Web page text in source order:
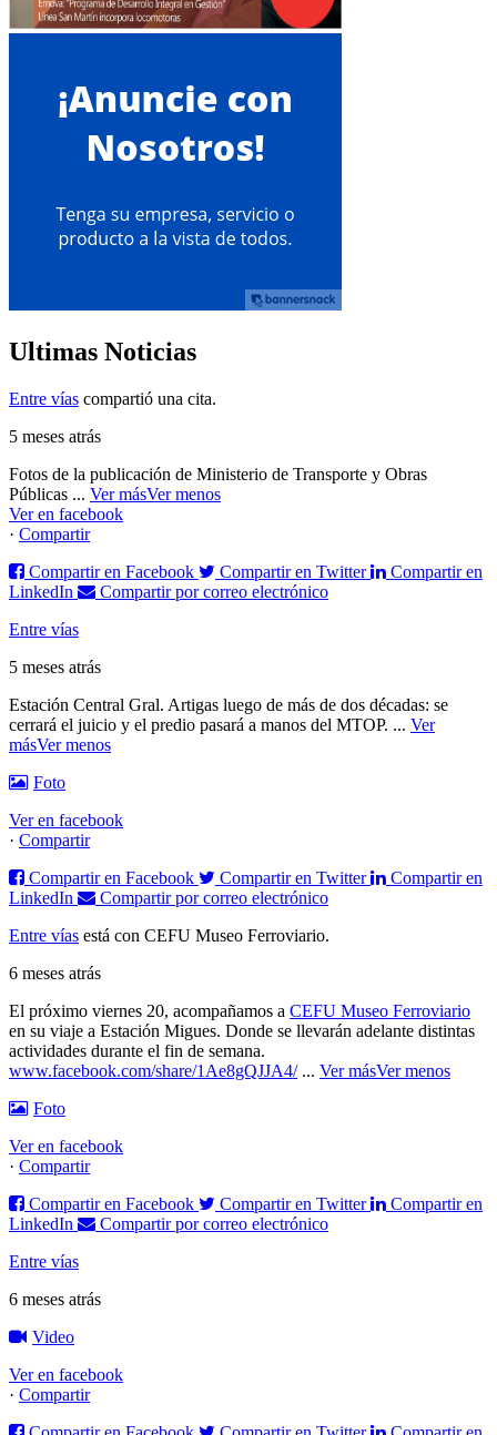
Ultimas Noticias
Entre vías compartió una cita.
5 meses atrás
Fotos de la publicación de Ministerio de Transporte y Obras
Públicas ... Ver másVer menos
Ver en facebook
· Compartir
Compartir en Facebook
Compartir en Twitter
Compartir en
LinkedIn
Compartir por correo electrónico
Entre vías
5 meses atrás
Estación Central Gral. Artigas luego de más de dos décadas: se
cerrará el juicio y el predio pasará a manos del MTOP. ... Ver
másVer menos
Foto
Ver en facebook
· Compartir
Compartir en Facebook
Compartir en Twitter
Compartir en
LinkedIn
Compartir por correo electrónico
Entre vías está con CEFU Museo Ferroviario.
6 meses atrás
El próximo viernes 20, acompañamos a CEFU Museo Ferroviario
en su viaje a Estación Migues. Donde se llevarán adelante distintas
actividades durante el fin de semana.
www.facebook.com/share/1Ae8gQJJA4/ ... Ver másVer menos
Foto
Ver en facebook
· Compartir
Compartir en Facebook
Compartir en Twitter
Compartir en
LinkedIn
Compartir por correo electrónico
Entre vías
6 meses atrás
Video
Ver en facebook
· Compartir